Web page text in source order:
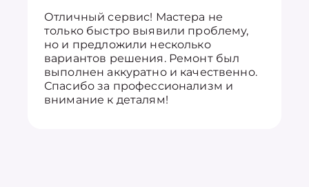
Отличный сервис! Мастера не
только быстро выявили проблему,
но и предложили несколько
вариантов решения. Ремонт был
выполнен аккуратно и качественно.
Спасибо за профессионализм и
внимание к деталям!